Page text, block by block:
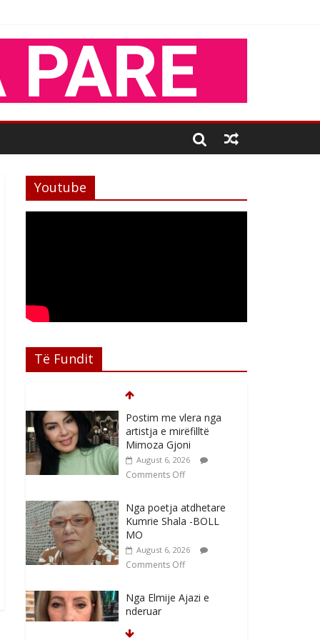
Youtube
Të Fundit
Postim me vlera nga
artistja e mirëfilltë
Mimoza Gjoni
August 6, 2026
Comments Off
Nga poetja atdhetare
Kumrie Shala -BOLL
MO
August 6, 2026
Comments Off
Nga Elmije Ajazi e
nderuar